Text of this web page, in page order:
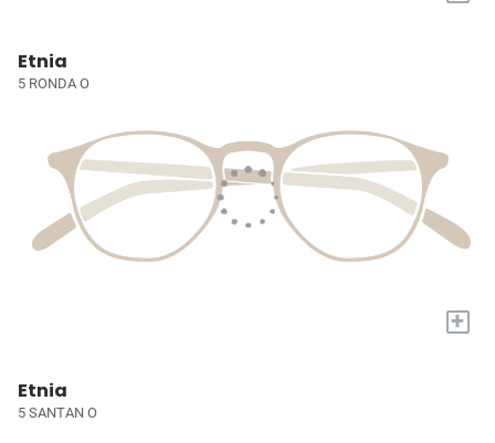
Etnia
5 RONDA O
+
Etnia
5 SANTAN O